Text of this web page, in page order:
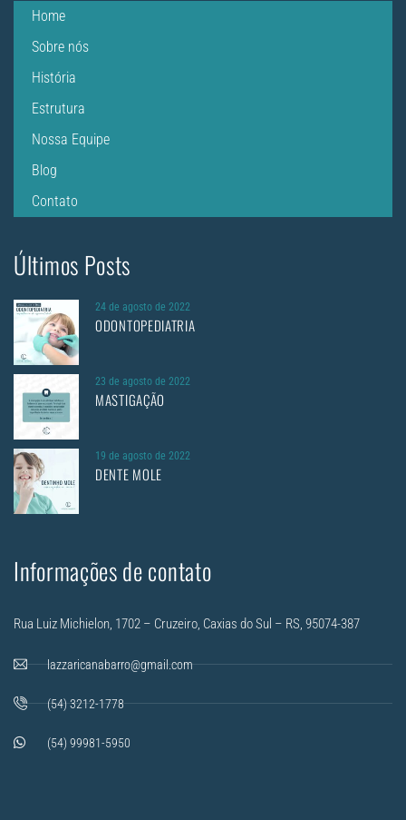
Home
Sobre nós
História
Estrutura
Nossa Equipe
Blog
Contato
Últimos Posts
24 de agosto de 2022
ODONTOPEDIATRIA
23 de agosto de 2022
MASTIGAÇÃO
19 de agosto de 2022
DENTE MOLE
Informações de contato
Rua Luiz Michielon, 1702 – Cruzeiro, Caxias do Sul – RS, 95074-387
lazzaricanabarro@gmail.com
(54) 3212-1778
(54) 99981-5950